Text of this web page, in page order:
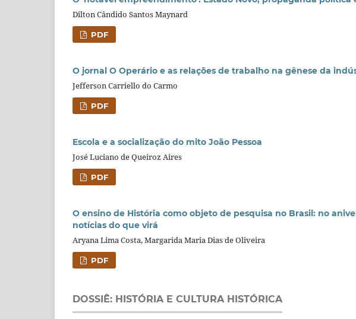
Dilton Cândido Santos Maynard
PDF
O jornal O Operário e as relações de trabalho na gênese da
Jefferson Carriello do Carmo
PDF
Escola e a socialização do mito João Pessoa
José Luciano de Queiroz Aires
PDF
O ensino de História como objeto de pesquisa no Brasil: no
notícias do que virá
Aryana Lima Costa, Margarida Maria Dias de Oliveira
PDF
DOSSIÊ: HISTÓRIA E CULTURA HISTÓRICA